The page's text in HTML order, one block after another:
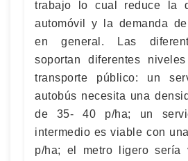
trabajo lo cual reduce la
automóvil y la demanda
en general. Las
soportan diferentes
transporte público: un
autobús necesita una
de 35- 40 p/ha; un
intermedio es viable con
p/ha; el metro ligero sería